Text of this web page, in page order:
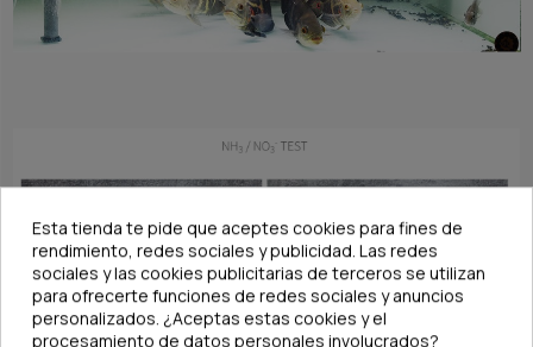
Esta tienda te pide que aceptes cookies para fines de
rendimiento, redes sociales y publicidad. Las redes
sociales y las cookies publicitarias de terceros se utilizan
para ofrecerte funciones de redes sociales y anuncios
personalizados. ¿Aceptas estas cookies y el
procesamiento de datos personales involucrados?